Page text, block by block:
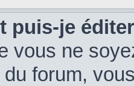
puis-je
vous ne
forum,